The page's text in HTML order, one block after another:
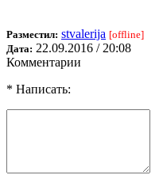
Разместил: stvalerija [offline]
Дата: 22.09.2016 / 20:08
Комментарии
* Написать: